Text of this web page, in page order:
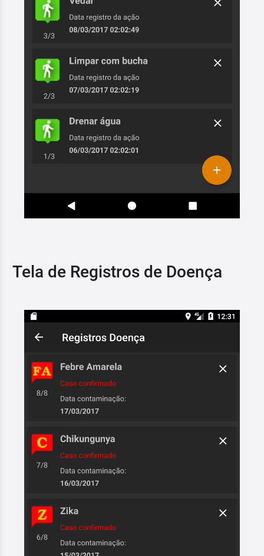
Tela de Registros de Doença